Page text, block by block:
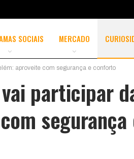
SOCIAIS MERCADO
aproveite com segurança e conforto
participar
segurança